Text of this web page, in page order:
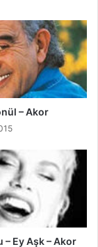
– Akor
– Ey Aşk – Akor